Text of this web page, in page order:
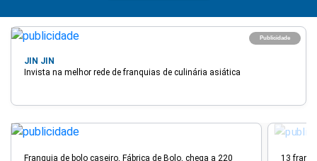
Publicidade
JIN JIN
Invista na melhor rede de franquias de culinária asiática
Franquia de bolo caseiro, Fábrica de Bolo, chega a 220
13